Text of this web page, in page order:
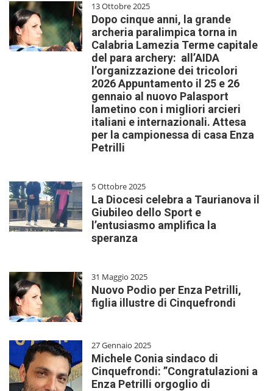
13 Ottobre 2025
Dopo cinque anni, la grande
archeria paralimpica torna in
Calabria Lamezia Terme capitale
del para archery: all’AIDA
l’organizzazione dei tricolori
2026 Appuntamento il 25 e 26
gennaio al nuovo Palasport
lametino con i migliori arcieri
italiani e internazionali. Attesa
per la campionessa di casa Enza
Petrilli
5 Ottobre 2025
La Diocesi celebra a Taurianova il
Giubileo dello Sport e
l’entusiasmo amplifica la
speranza
31 Maggio 2025
Nuovo Podio per Enza Petrilli,
figlia illustre di Cinquefrondi
27 Gennaio 2025
Michele Conia sindaco di
Cinquefrondi: ”Congratulazioni a
Enza Petrilli orgoglio di